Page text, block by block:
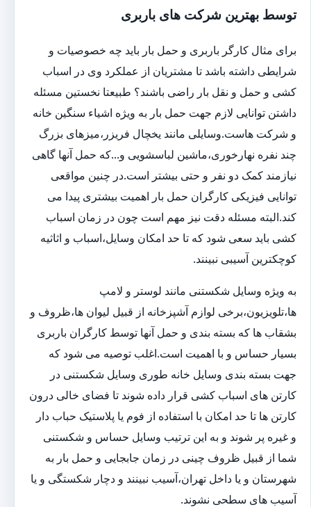
توسط بهترین شرکت های باربری
برای مثال کارگر باربری و حمل بار باید چه خصوصیات و
شرایطی داشته باشد تا مشتریان از عملکرد وی در اسباب
کشی و حمل و نقل بار راضی باشند؟ طبیعتا نخستین مسئله
داشتن توانایی لازم جهت حمل بار به ویژه اشیاء سنگین خانه
و شرکت هاست.وسایلی مانند یخچال فریزر،میزهای بزرگ
چند نفره نهارخوری،ماشین لباسشویی و...که حمل آنها گاهی
نیازمند کمک دو نفر و حتی بیشتر است.در چنین مواقعی
توانایی فیزیکی کارگران حمل بار اهمیت بیشتری پیدا می
کند.البته مسئله دقت نیز مهم است چون در زمان اسباب
کشی باید سعی شود که تا حد امکان وسایل،اسباب و اثاثیه
کوچکترین آسیبی نبینند.
به ویژه وسایل شکستنی مانند لوستر و لامپ
ها،تلویزیون،برخی لوازم آشپزخانه از قبیل لیوان ها،ظروف و
بشقاب ها که بسته بندی و حمل آنها توسط کارگران باربری
بسیار حساس و با اهمیت است.اغلب توصیه می شود که
جهت بسته بندی وسایل خانه طوری وسایل شکستنی در
کارتن های اسباب کشی قرار داده شوند تا فضای خالی درون
کارتن ها تا حد امکان با استفاده از فوم یا پلاستیک حباب دار
و غیره پر شوند و به این ترتیب وسایل حساس و شکستنی
شما از قبیل ظروف چینی در زمان جابجایی و حمل بار به
شهرستان و یا داخل تهران،آسیب نبینند و دچار شکستگی و یا
آسیب های سطحی نشوند.